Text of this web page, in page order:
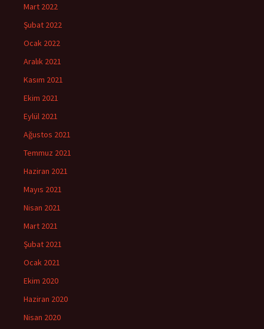
Mart 2022
Şubat 2022
Ocak 2022
Aralık 2021
Kasım 2021
Ekim 2021
Eylül 2021
Ağustos 2021
Temmuz 2021
Haziran 2021
Mayıs 2021
Nisan 2021
Mart 2021
Şubat 2021
Ocak 2021
Ekim 2020
Haziran 2020
Nisan 2020